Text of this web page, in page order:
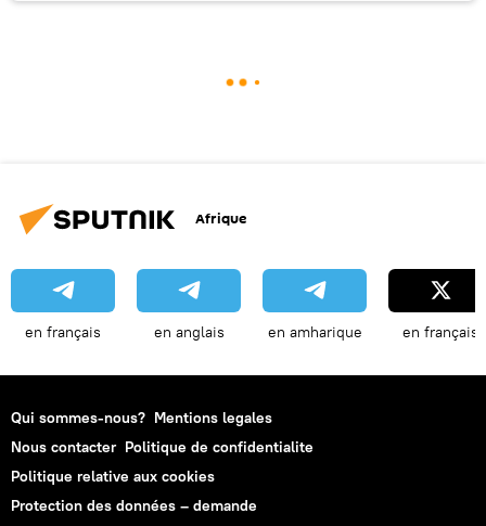
Afrique
en français en anglais en amharique en français
Qui sommes-nous? Mentions legales
Nous contacter Politique de confidentialite
Politique relative aux cookies
Protection des données – demande